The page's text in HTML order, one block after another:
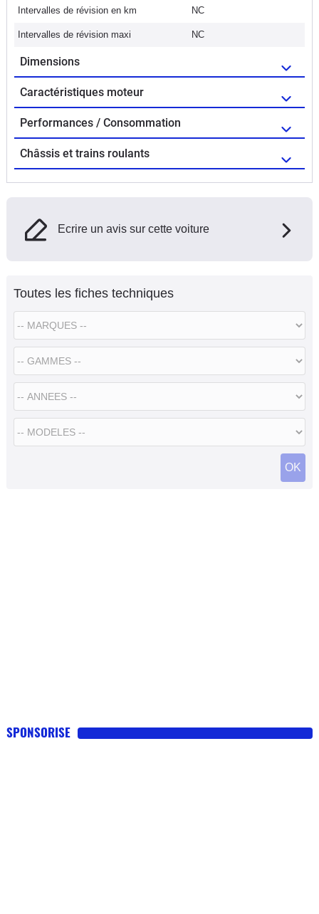
Intervalles de révision en km NC
Intervalles de révision maxi NC
Dimensions
Caractéristiques moteur
Performances / Consommation
Châssis et trains roulants
Ecrire un avis sur cette voiture
Toutes les fiches techniques
SPONSORISE